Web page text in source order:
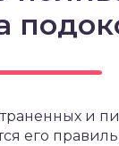
и
его